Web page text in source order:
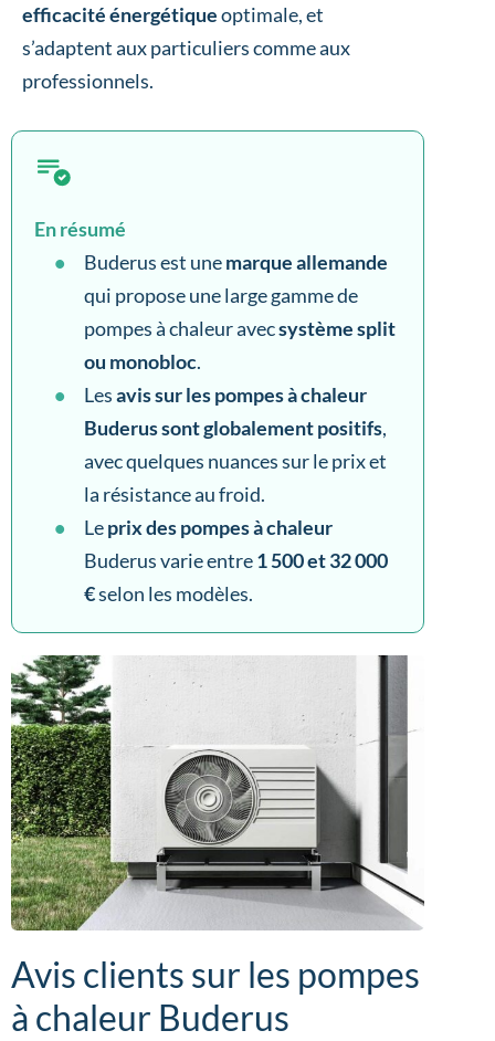
efficacité énergétiqueoptimale, et
s’adaptent aux particuliers comme aux
professionnels.
En résumé
Buderus est unemarque allemande
qui propose une large gamme de
pompes à chaleur avecsystème split
ou monobloc.
Lesavis sur les pompes à chaleur
Buderus sont globalement positifs,
avec quelques nuances sur le prix et
la résistance au froid.
Leprix des pompes à chaleur
Buderus varie entre1 500 et 32 000
€selon les modèles.
Avis clients sur les pompes
à chaleur Buderus